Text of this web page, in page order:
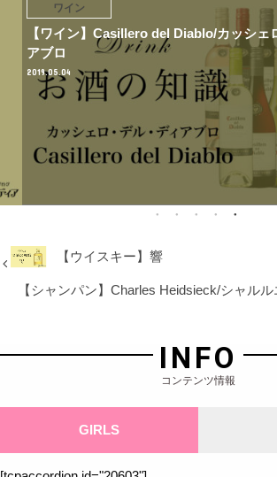
ワイン
【ワイン】Casillero del Diablo/カッシェ
アブロ
2019.05.04
【ウイスキー】響
【シャンパン】Charles Heidsieck/シャル
INFO
コンテンツ情報
GIRLS